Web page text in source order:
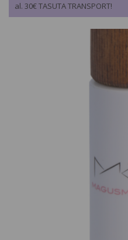
al. 30€ TASUTA TRANSPORT!
väike/suur testi
toote nimi